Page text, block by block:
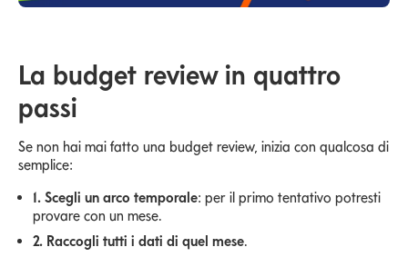
La budget review in quattro
passi
Se non hai mai fatto una budget review, inizia con qualcosa di
semplice:
1. Scegli un arco temporale: per il primo tentativo potresti
provare con un mese.
2. Raccogli tutti i dati di quel mese.